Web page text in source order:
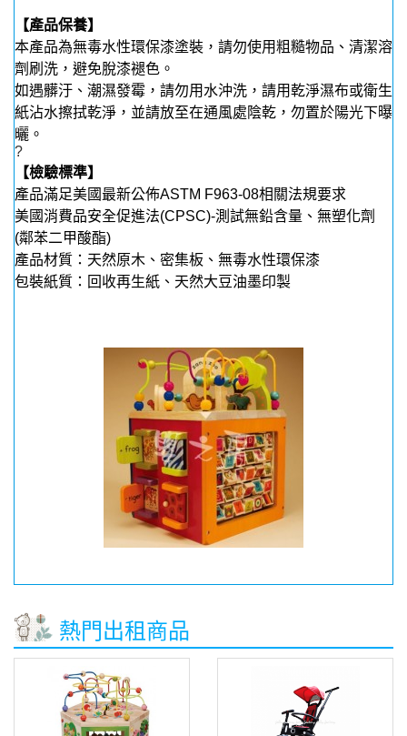
【產品保養】
本產品為無毒水性環保漆塗裝，請勿使用粗糙物品、清潔溶
劑刷洗，避免脫漆褪色。
如遇髒汙、潮濕發霉，請勿用水沖洗，請用乾淨濕布或衛生
紙沾水擦拭乾淨，並請放至在通風處陰乾，勿置於陽光下曝
曬。
?
【檢驗標準】
產品滿足美國最新公佈ASTM F963-08相關法規要求
美國消費品安全促進法(CPSC)-測試無鉛含量、無塑化劑
(鄰苯二甲酸酯)
產品材質：天然原木、密集板、無毒水性環保漆
包裝紙質：回收再生紙、天然大豆油墨印製
熱門出租商品